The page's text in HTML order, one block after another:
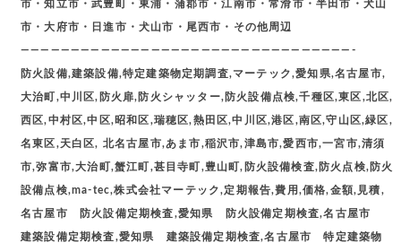
市・知立市・武豊町・東浦・蒲郡市・江南市・常滑市・半田市・犬山
市・大府市・日進市・犬山市・尾西市・その他周辺
—————————————————————————————————-
防火設備,建築設備,特定建築物定期調査,マーテック,愛知県,名古屋市,
大治町,中川区,防火扉,防火シャッター,防火設備点検,千種区,東区,北区,
西区,中村区,中区,昭和区,瑞穂区,熱田区,中川区,港区,南区,守山区,緑区,
名東区,天白区, 北名古屋市,あま市,稲沢市,津島市,愛西市,一宮市,清須
市,弥富市,大治町,蟹江町,甚目寺町,豊山町,防火設備検査,防火点検,防火
設備点検,ma-tec,株式会社マーテック,定期報告,費用,価格,金額,見積,
名古屋市 防火設備定期検査,愛知県 防火設備定期検査,名古屋市
建築設備定期検査,愛知県 建築設備定期検査,名古屋市 特定建築物